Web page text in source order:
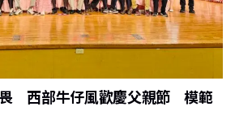
西部牛仔風歡慶父親節 模範